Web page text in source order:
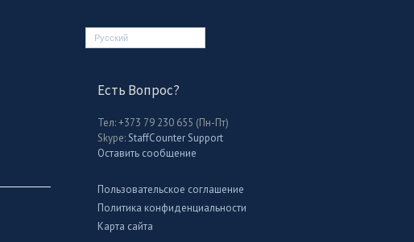
Русский
Есть Вопрос?
Тел: +373 79 230 655 (Пн-Пт)
Skype:StaffCounter Support
Оставить сообщение
Пользовательское соглашение
Политика конфиденциальности
Карта сайта